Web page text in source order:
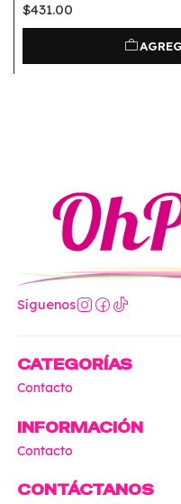
$431.00
Síguenos
CATEGORÍAS
Contacto
INFORMACIÓN
Contacto
CONTÁCTANOS